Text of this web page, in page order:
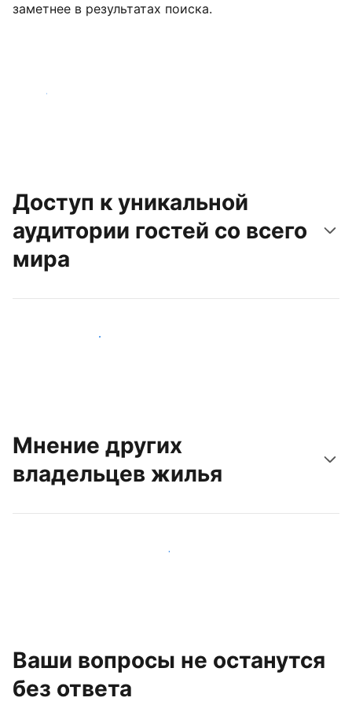
заметнее в результатах поиска.
Начать
Доступ к уникальной
аудитории гостей со всего
мира
Привлечь новых гостей
Мнение других
владельцев жилья
Присоединиться к другим владельцам жилья
Ваши вопросы не останутся
без ответа